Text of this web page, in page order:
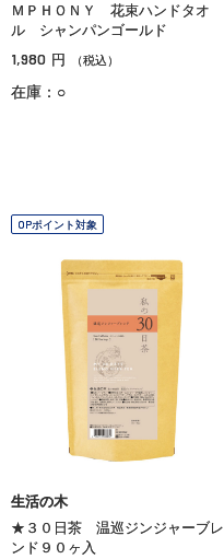
ＭＰＨＯＮＹ 花束ハンドタオ
ル シャンパンゴールド
1,980 円 （税込）
在庫：○
OPポイント対象
生活の木
★３０日茶 温巡ジンジャーブレ
ンド９０ヶ入